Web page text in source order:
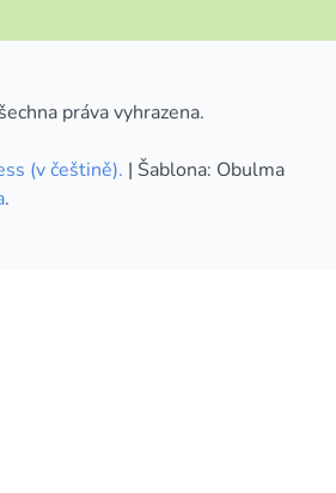
práva vyhrazena.
(v češtině). | Šablona: Obulma
.